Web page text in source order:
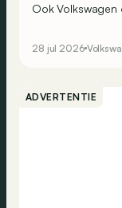
Ook
28 jul 2026
ADVERTENTIE